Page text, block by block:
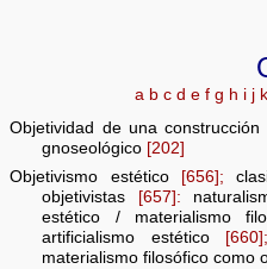
a b c d e f g h i j k
Objetividad de una
gnoseológico [202]
Objetivismo estético
[656];
objetivistas
[657]:
estético / materialismo
artificialismo estético
[660];
materialismo filosófico como